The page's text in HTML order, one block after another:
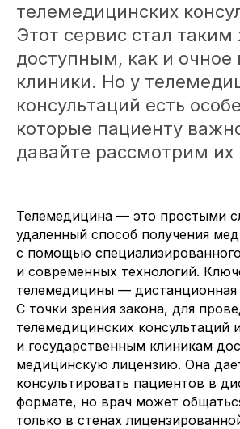
телемедицинских
Этот сервис стал таким
доступным, как и очное
клиники. Но у
консультаций есть
которые пациенту
давайте рассмотрим их
Телемедицина — это простыми
удаленный способ получения
с помощью
и современных технологий.
телемедицины — дистанционная
С точки зрения закона, для
телемедицинских консультаций
и государственным клиникам
медицинскую лицензию. Она
консультировать пациентов в
формате, но врач может
только в стенах